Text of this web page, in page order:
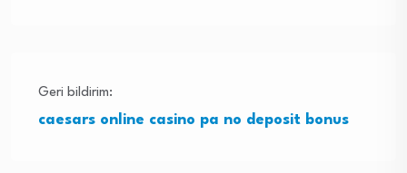
Geri bildirim:
caesars online casino pa no deposit bonus